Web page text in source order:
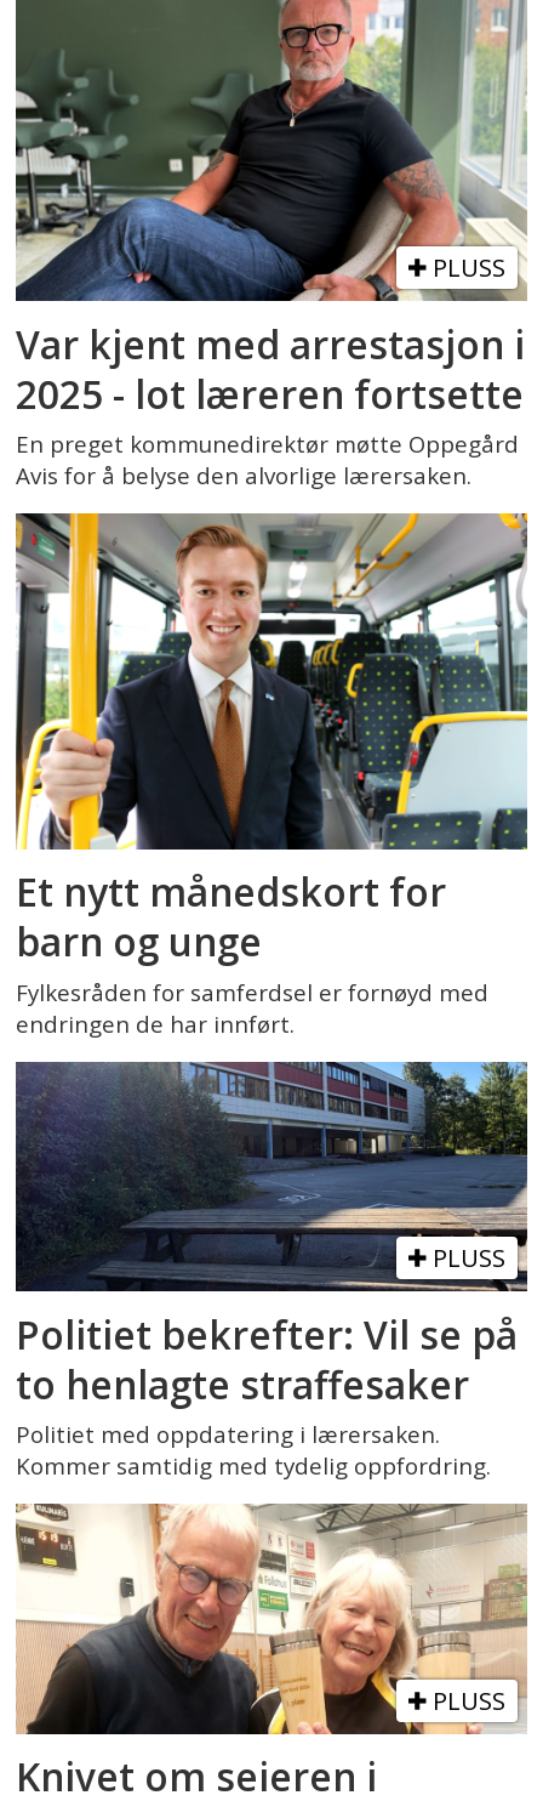
PLUSS
Var kjent med arrestasjon i
2025 - lot læreren fortsette
En preget kommunedirektør møtte Oppegård
Avis for å belyse den alvorlige lærersaken.
Et nytt månedskort for
barn og unge
Fylkesråden for samferdsel er fornøyd med
endringen de har innført.
PLUSS
Politiet bekrefter: Vil se på
to henlagte straffesaker
Politiet med oppdatering i lærersaken.
Kommer samtidig med tydelig oppfordring.
PLUSS
Knivet om seieren i